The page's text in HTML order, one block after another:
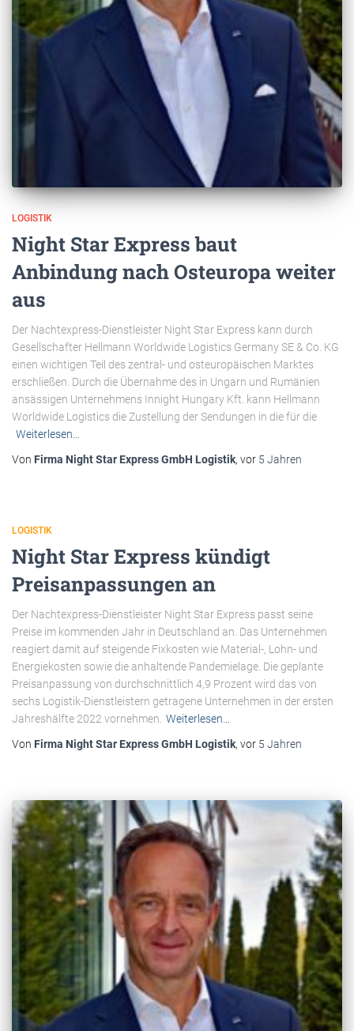
LOGISTIK
Night Star Express baut
Anbindung nach Osteuropa weiter
aus
Der Nachtexpress-Dienstleister Night Star Express kann durch
Gesellschafter Hellmann Worldwide Logistics Germany SE & Co. KG
einen wichtigen Teil des zentral- und osteuropäischen Marktes
erschließen. Durch die Übernahme des in Ungarn und Rumänien
ansässigen Unternehmens Innight Hungary Kft. kann Hellmann
Worldwide Logistics die Zustellung der Sendungen in die für die
Weiterlesen…
Von Firma Night Star Express GmbH Logistik, vor 5 Jahren
LOGISTIK
Night Star Express kündigt
Preisanpassungen an
Der Nachtexpress-Dienstleister Night Star Express passt seine
Preise im kommenden Jahr in Deutschland an. Das Unternehmen
reagiert damit auf steigende Fixkosten wie Material-, Lohn- und
Energiekosten sowie die anhaltende Pandemielage. Die geplante
Preisanpassung von durchschnittlich 4,9 Prozent wird das von
sechs Logistik-Dienstleistern getragene Unternehmen in der ersten
Jahreshälfte 2022 vornehmen. Weiterlesen…
Von Firma Night Star Express GmbH Logistik, vor 5 Jahren